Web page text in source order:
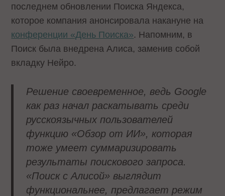
последнем обновлении Поиска Яндекса,
которое компания анонсировала накануне на
конференции «День Поиска». Напомним, в
Поиск была внедрена Алиса, заменив собой
вкладку Нейро.
Решение своевременное, ведь Google
как раз начал раскатывать среди
русскоязычных пользователей
функцию «Обзор от ИИ», которая
тоже умеет суммаризировать
результаты поискового запроса.
«Поиск с Алисой» выглядит
функциональнее, предлагает режим